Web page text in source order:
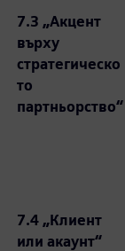
7.3 „Акцент
върху
стратегическо
то
партньорство“
7.4 „Клиент
или акаунт“